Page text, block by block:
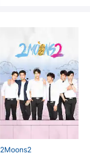
2Moons2